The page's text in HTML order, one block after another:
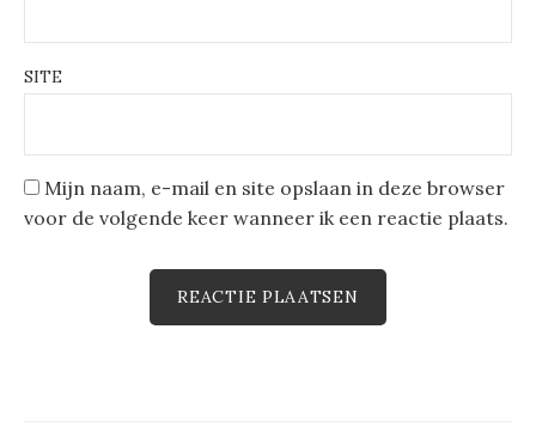
SITE
Mijn naam, e-mail en site opslaan in deze browser
voor de volgende keer wanneer ik een reactie plaats.